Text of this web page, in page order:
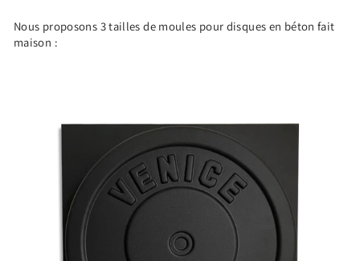
Nous proposons 3 tailles de moules pour disques en béton fait
maison :